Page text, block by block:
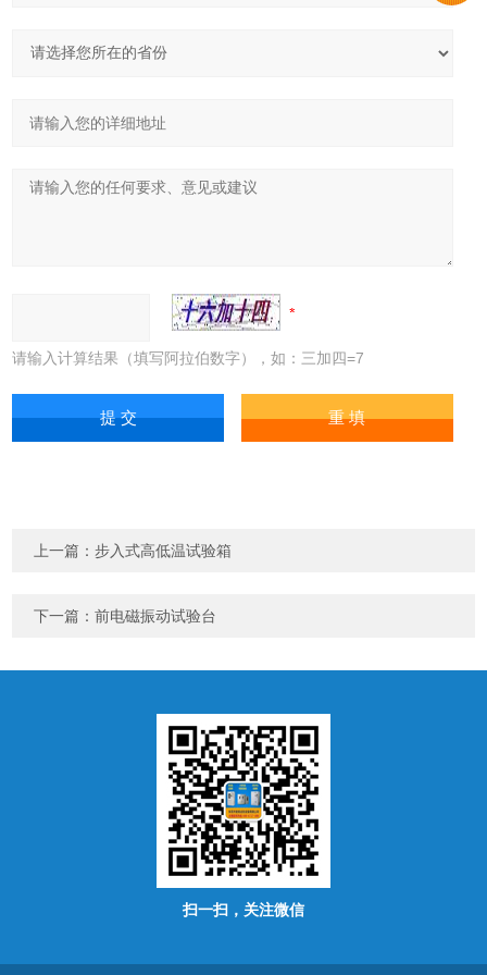
请输入计算结果（填写阿拉伯数字），如：三加四=7
上一篇：步入式高低温试验箱
下一篇：前电磁振动试验台
扫一扫，关注微信